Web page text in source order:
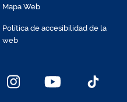
Mapa Web
Política de accesibilidad de la
web